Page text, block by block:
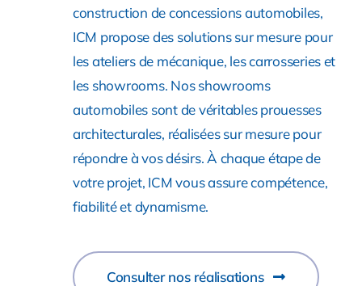
construction de concessions automobiles,
ICM propose des solutions sur mesure pour
les ateliers de mécanique, les carrosseries et
les showrooms. Nos showrooms
automobiles sont de véritables prouesses
architecturales, réalisées sur mesure pour
répondre à vos désirs. À chaque étape de
votre projet, ICM vous assure compétence,
fiabilité et dynamisme.
Consulter nos réalisations